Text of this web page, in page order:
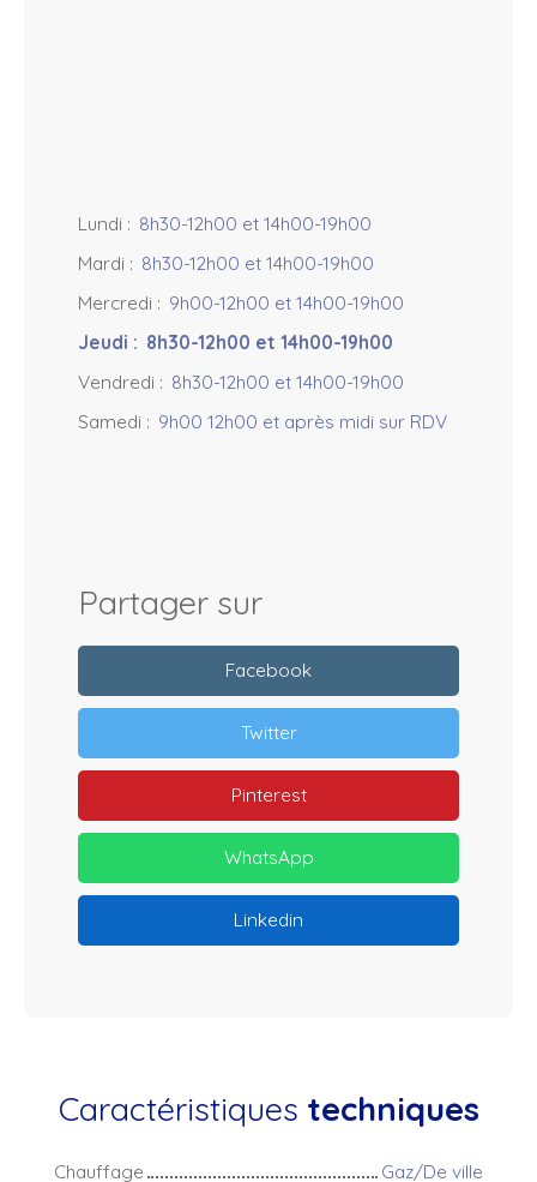
Lundi : 8h30-12h00 et 14h00-19h00
Mardi : 8h30-12h00 et 14h00-19h00
Mercredi : 9h00-12h00 et 14h00-19h00
Jeudi : 8h30-12h00 et 14h00-19h00
Vendredi : 8h30-12h00 et 14h00-19h00
Samedi : 9h00 12h00 et après midi sur RDV
Partager sur
Facebook
Twitter
Pinterest
WhatsApp
Linkedin
Caractéristiques techniques
Chauffage
Gaz/De ville